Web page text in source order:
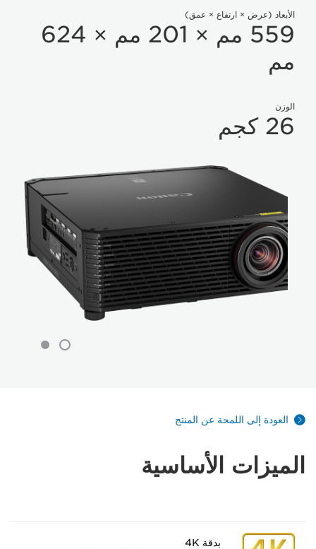
الأبعاد (عرض × ارتفاع × عمق)
559 مم × 201 مم × 624
مم
الوزن
26 كجم
العودة إلى اللمحة عن المنتج
الميزات الأساسية
بدقة 4K